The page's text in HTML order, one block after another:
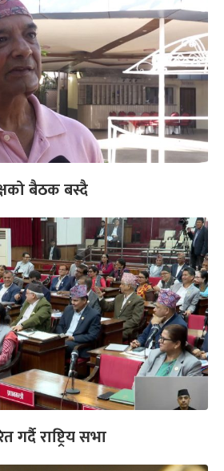
बैठक बस्दै
राष्ट्रिय सभा